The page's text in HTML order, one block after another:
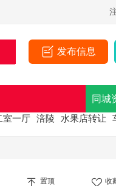
发布信息
同城
室一厅 涪陵 水果店转让
置顶 收